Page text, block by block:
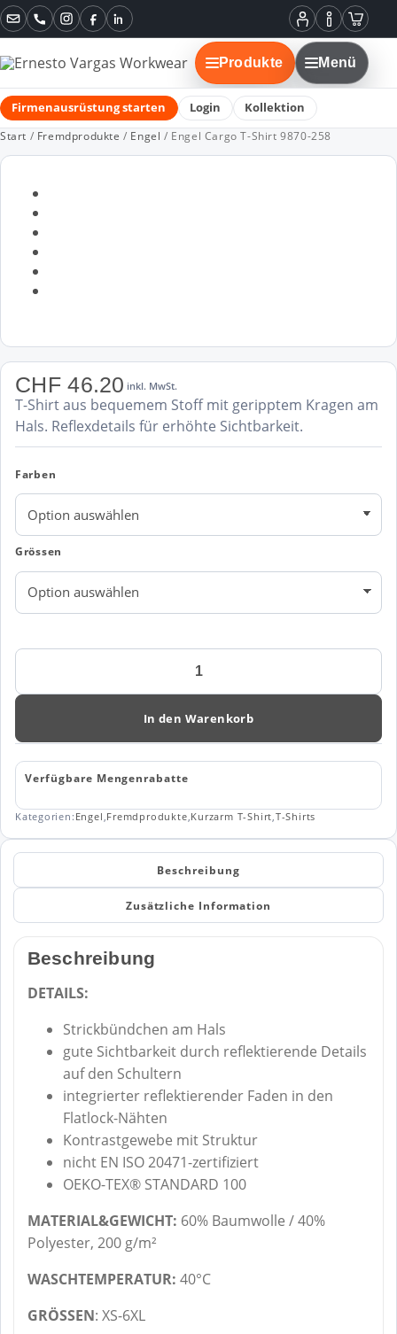
Mein
Konto
Informationen
Instagram
FacebookLinkedIn
Produkte Menü
Firmenausrüstung starten Login Kollektion
Start / Fremdprodukte / Engel / Engel Cargo T-Shirt 9870-258
CHF46.20 inkl. MwSt.
T-Shirt aus bequemem Stoff mit geripptem Kragen am
Hals. Reflexdetails für erhöhte Sichtbarkeit.
Farben
Grössen
Engel
T-
9870-
Menge
In den Warenkorb
Verfügbare Mengenrabatte
Kategorien: Engel,Fremdprodukte,Kurzarm T-Shirt,T-Shirts
Beschreibung
Zusätzliche Information
Beschreibung
DETAILS:
Strickbündchen am Hals
gute Sichtbarkeit durch reflektierende Details
auf den Schultern
integrierter reflektierender Faden in den
Flatlock-Nähten
Kontrastgewebe mit Struktur
nicht EN ISO 20471-zertifiziert
OEKO-TEX® STANDARD 100
MATERIAL&GEWICHT: 60% Baumwolle / 40%
Polyester, 200 g/m²
WASCHTEMPERATUR: 40°C
GRÖSSEN: XS-6XL